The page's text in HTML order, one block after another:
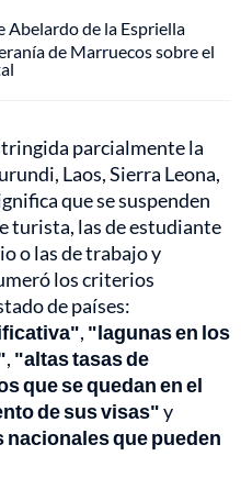
Abelardo de la Espriella
de Marruecos sobre el
parcialmente la
Laos, Sierra Leona,
que se suspenden
turista, las de estudiante
o las de trabajo y
los criterios
de países:
, "lagunas en los
, "altas tasas de
que se quedan en el
de sus visas"y
nacionales que pueden